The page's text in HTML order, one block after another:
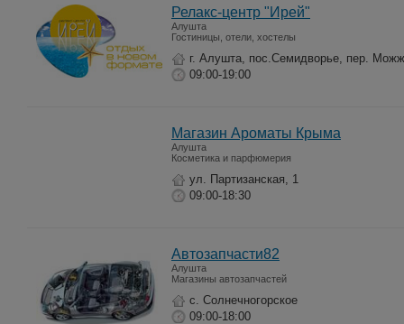
Релакс-центр "Ирей"
Алушта
Гостиницы, отели, хостелы
г. Алушта, пос.Семидворье, пер.
09:00-19:00
Магазин Ароматы Крыма
Алушта
Косметика и парфюмерия
ул. Партизанская, 1
09:00-18:30
Автозапчасти82
Алушта
Магазины автозапчастей
с. Солнечногорское
09:00-18:00